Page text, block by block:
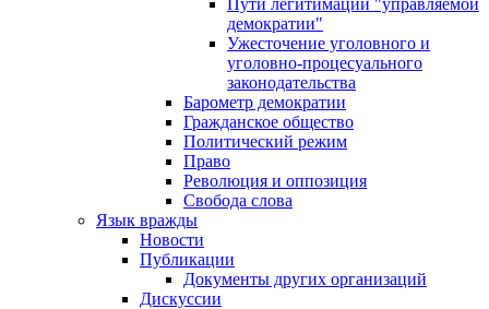
Пути легитимации "управляемой
демократии"
Ужесточение уголовного и
уголовно-процесуального
законодательства
Барометр демократии
Гражданское общество
Политический режим
Право
Революция и оппозиция
Свобода слова
Язык вражды
Новости
Публикации
Документы других организаций
Дискуссии